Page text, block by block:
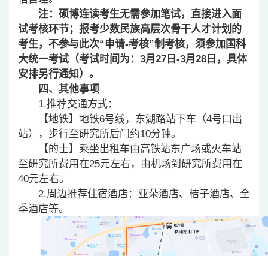
注：硕博连读考生无需参加笔试，直接进入面
试考核环节；报考少数民族高层次骨干人才计划的
考生，不参与此次“申请-考核”制考核，须参加国科
大统一考试（考试时间为：3月27日-3月28日，具体
安排另行通知）。
四、其他事项
1.推荐交通方式：
【地铁】地铁6号线，东湖路站下车（4号口出
站），步行至研究所后门约10分钟。
【的士】乘坐出租车由高铁站东广场或火车站
至研究所费用在25元左右，由机场到研究所费用在
40元左右。
2.周边推荐住宿酒店：亚朵酒店、桔子酒店、全
季酒店等。